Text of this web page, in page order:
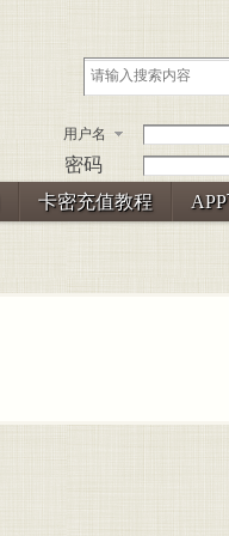
用户名
密码
卡密充值教程